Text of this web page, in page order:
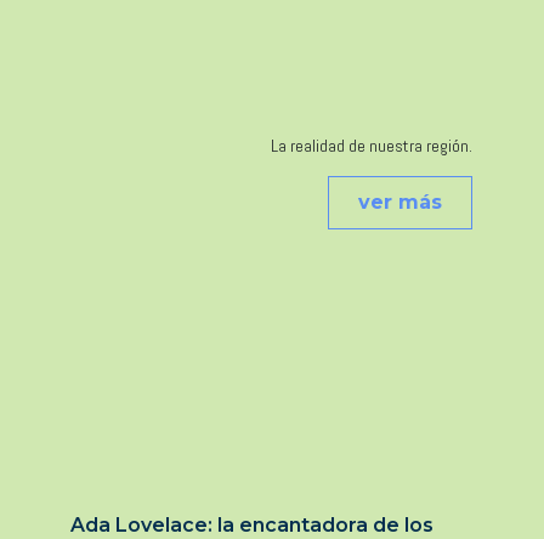
La realidad de nuestra región.
ver más
Ada Lovelace: la encantadora de los